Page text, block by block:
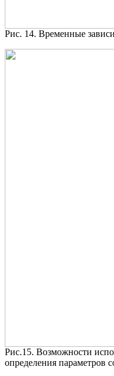
Рис. 14. Временные
Рис.15. Возможности
определения параметров